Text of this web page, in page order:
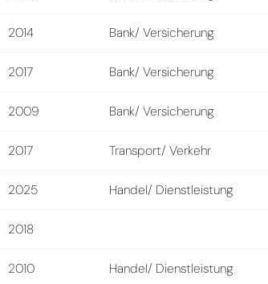
2014 Bank/ Versicherung
2017 Bank/ Versicherung
2009 Bank/ Versicherung
2017 Transport/ Verkehr
2025 Handel/ Dienstleistung
2018
2010 Handel/ Dienstleistung